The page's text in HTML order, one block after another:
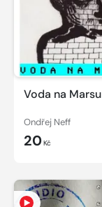
Voda na Marsu
Ondřej Neff
20Kč